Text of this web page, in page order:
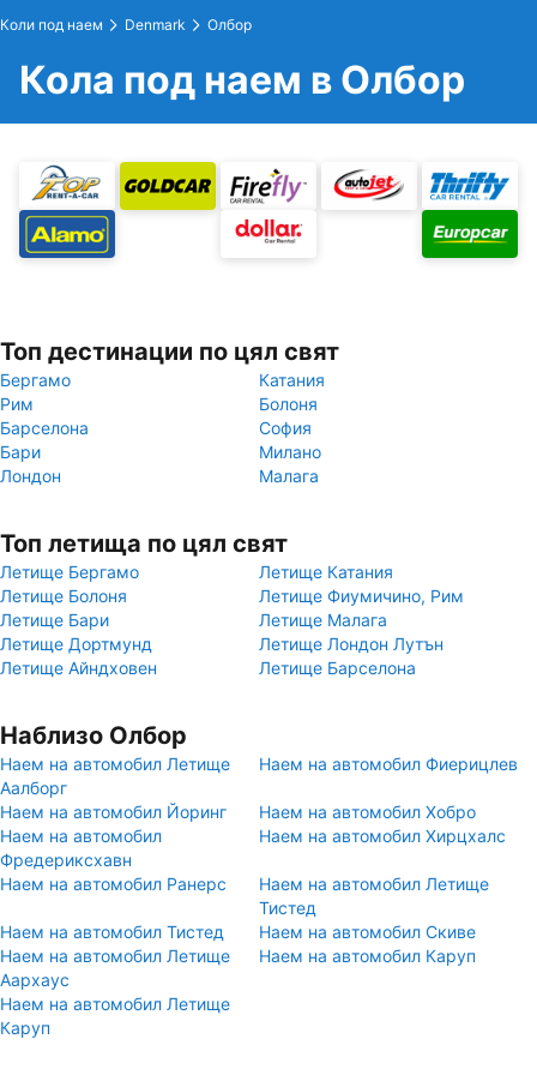
Коли под наем Denmark Олбор
Кола под наем в Олбор
Топ дестинации по цял свят
Бергамо
Катания
Рим
Болоня
Барселона
София
Бари
Милано
Лондон
Малага
Топ летища по цял свят
Летище Бергамо
Летище Катания
Летище Болоня
Летище Фиумичино, Рим
Летище Бари
Летище Малага
Летище Дортмунд
Летище Лондон Лутън
Летище Айндховен
Летище Барселона
Наблизо Олбор
Наем на автомобил Летище
Аалборг
Наем на автомобил Фиерицлев
Наем на автомобил Йоринг
Наем на автомобил Хобро
Наем на автомобил
Фредериксхавн
Наем на автомобил Хирцхалс
Наем на автомобил Ранерс
Наем на автомобил Летище
Тистед
Наем на автомобил Тистед
Наем на автомобил Скиве
Наем на автомобил Летище
Аархаус
Наем на автомобил Каруп
Наем на автомобил Летище
Каруп